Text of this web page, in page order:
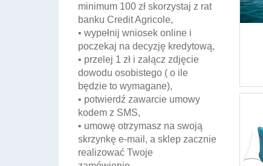
minimum 100 zł skorzystaj z rat
banku Credit Agricole,
• wypełnij wniosek online i
poczekaj na decyzję kredytową,
• przelej 1 zł i załącz zdjęcie
dowodu osobistego ( o ile
będzie to wymagane),
• potwierdź zawarcie umowy
kodem z SMS,
• umowę otrzymasz na swoją
skrzynkę e-mail, a sklep zacznie
realizować Twoje